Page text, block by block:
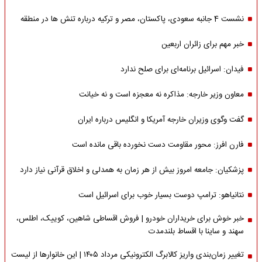
نشست 4 جانبه سعودی، پاکستان، مصر و ترکیه درباره تنش ها در منطقه
خبر مهم برای زائران اربعین
فیدان: اسرائیل برنامه‌ای برای صلح ندارد
معاون وزیر خارجه: مذاکره نه معجزه است و نه خیانت
گفت وگوی وزیران خارجه آمریکا و انگلیس درباره ایران
فارن افرز: محور مقاومت دست نخورده باقی مانده است
پزشکیان: جامعه امروز بیش از هر زمان به همدلی و اخلاق قرآنی نیاز دارد
نتانیاهو: ترامپ دوست بسیار خوب برای اسرائیل است
خبر خوش برای خریداران خودرو | فروش اقساطی شاهین، کوییک، اطلس،
سهند و ساینا با اقساط بلندمدت
تغییر زمان‌بندی واریز کالابرگ الکترونیکی مرداد ۱۴۰۵ | این خانوارها از لیست